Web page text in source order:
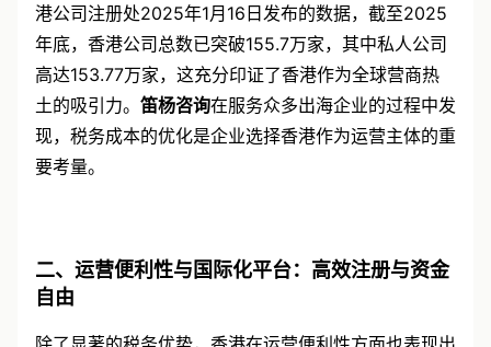
港公司注册处2025年1月16日发布的数据，截至2025
年底，香港公司总数已突破155.7万家，其中私人公司
高达153.77万家，这充分印证了香港作为全球营商热
土的吸引力。 笛杨咨询在服务众多出海企业的过程中发
现，税务成本的优化是企业选择香港作为运营主体的重
要考量。
二、运营便利性与国际化平台：高效注册与资金
自由